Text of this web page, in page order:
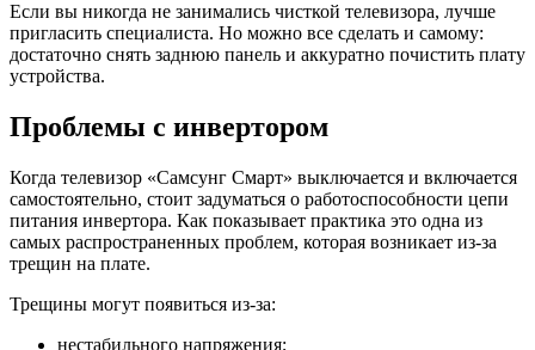
Если вы никогда не занимались чисткой телевизора, лучше
пригласить специалиста. Но можно все сделать и самому:
достаточно снять заднюю панель и аккуратно почистить плату
устройства.
Проблемы с инвертором
Когда телевизор «Самсунг Смарт» выключается и включается
самостоятельно, стоит задуматься о работоспособности цепи
питания инвертора. Как показывает практика это одна из
самых распространенных проблем, которая возникает из-за
трещин на плате.
Трещины могут появиться из-за:
нестабильного напряжения;